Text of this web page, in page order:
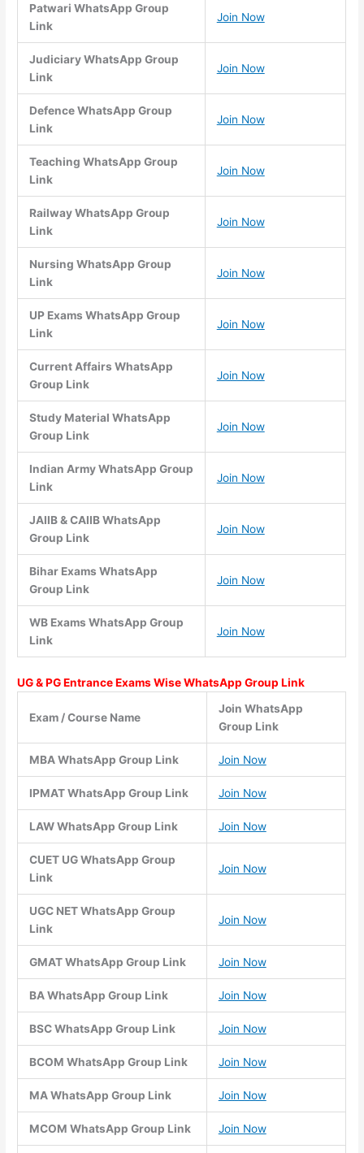
Patwari WhatsApp Group
Link
Join Now
Judiciary WhatsApp Group
Link
Join Now
Defence WhatsApp Group
Link
Join Now
Teaching WhatsApp Group
Link
Join Now
Railway WhatsApp Group
Link
Join Now
Nursing WhatsApp Group
Link
Join Now
UP Exams WhatsApp Group
Link
Join Now
Current Affairs WhatsApp
Group Link
Join Now
Study Material WhatsApp
Group Link
Join Now
Indian Army WhatsApp Group
Link
Join Now
JAIIB & CAIIB WhatsApp
Group Link
Join Now
Bihar Exams WhatsApp
Group Link
Join Now
WB Exams WhatsApp Group
Link
Join Now
UG & PG Entrance Exams Wise WhatsApp Group Link
Exam / Course Name
Join WhatsApp
Group Link
MBA WhatsApp Group Link Join Now
IPMAT WhatsApp Group Link Join Now
LAW WhatsApp Group Link Join Now
CUET UG WhatsApp Group
Link
Join Now
UGC NET WhatsApp Group
Link
Join Now
GMAT WhatsApp Group Link Join Now
BA WhatsApp Group Link Join Now
BSC WhatsApp Group Link Join Now
BCOM WhatsApp Group Link Join Now
MA WhatsApp Group Link Join Now
MCOM WhatsApp Group Link Join Now